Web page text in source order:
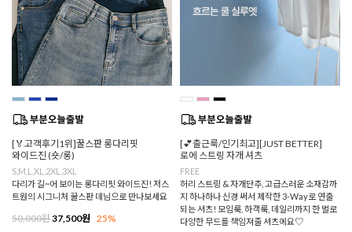
[🏅고객후기1위]꿀스판 롱다리핏
와이드진 (숏/롱)
S,M,L,XL,2XL,3XL
다리가 길~어 보이는 롱다리핏 와이드진! 저스
트원의 시그니처 꿀스판 데님으로 만나보세요
50,000원37,500원 25%
[💕출근룩/인기최고][JUST BETTER]
로에 스트링 자개 셔츠
FREE
허리 스트링 & 자개단추, 고급스러운 소재감까
지 하나하나 신경 써서 제작한 3-Way로 연출
되는 셔츠! 모임룩, 하객룩, 데일리까지 한 벌로
다양한 무드를 책임져줄 셔츠에요♡